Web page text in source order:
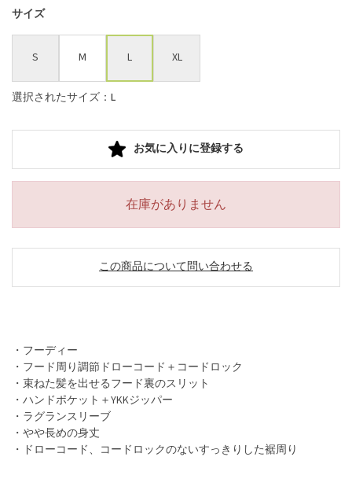
サイズ
S M L XL
選択されたサイズ：L
お気に入りに登録する
在庫がありません
この商品について問い合わせる
・フーディー
・フード周り調節ドローコード＋コードロック
・束ねた髪を出せるフード裏のスリット
・ハンドポケット＋YKKジッパー
・ラグランスリーブ
・やや長めの身丈
・ドローコード、コードロックのないすっきりした裾周り